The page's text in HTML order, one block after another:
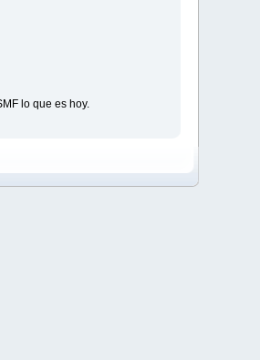
lo que es hoy.